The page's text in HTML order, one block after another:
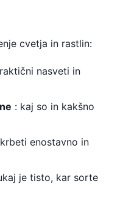
cvetja in rastlin:
nasveti in
: kaj so in kakšno
enostavno in
je tisto, kar sorte